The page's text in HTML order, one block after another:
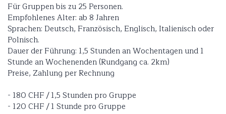
Für Gruppen bis zu 25 Personen.
Empfohlenes Alter: ab 8 Jahren
Sprachen: Deutsch, Französisch, Englisch, Italienisch oder
Polnisch.
Dauer der Führung: 1,5 Stunden an Wochentagen und 1
Stunde an Wochenenden (Rundgang ca. 2km)
Preise, Zahlung per Rechnung
- 180 CHF / 1,5 Stunden pro Gruppe
- 120 CHF / 1 Stunde pro Gruppe